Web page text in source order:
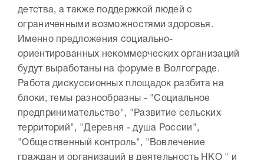
детства, а также поддержкой людей с
ограниченными возможностями здоровья.
Именно предложения социально-
ориентированных некоммерческих организаций
будут выработаны на форуме в Волгограде.
Работа дискуссионных площадок разбита на
блоки, темы разнообразны - "Социальное
предпринимательство", "Развитие сельских
территорий", "Деревня - душа России",
"Общественный контроль", "Вовлечение
граждан и организаций в деятельность НКО " и